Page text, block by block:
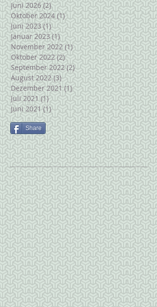
Juni 2026 (2)2 Beiträge
Oktober 2024 (1)1 Beitrag
Juni 2023 (1)1 Beitrag
Januar 2023 (1)1 Beitrag
November 2022 (1)1 Beitrag
Oktober 2022 (2)2 Beiträge
September 2022 (2)2 Beiträge
August 2022 (3)3 Beiträge
Dezember 2021 (1)1 Beitrag
Juli 2021 (1)1 Beitrag
Juni 2021 (1)1 Beitrag
Share